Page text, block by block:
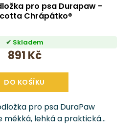
pro psa Durapaw -
Chrápátko®
Skladem
891 Kč
DO KOŠÍKU
pro psa DuraPaw
měkká, lehká a praktická